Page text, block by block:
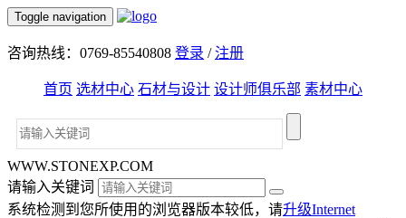
Toggle navigation
咨询热线：0769-85540808 登录 /注册
首页 选材中心 石材与设计 设计师俱乐部 素材中心
WWW.STONEXP.COM
请输入关键词
系统检测到您所使用的浏览器版本较低，请升级Internet